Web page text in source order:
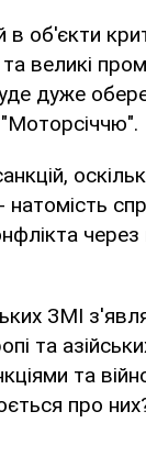
в об'єкти
великі
дуже
"Моторсіччю".
через
ЗМІ
та
та
про